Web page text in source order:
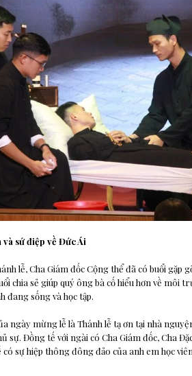
sứ điệp về Đức Ái
lễ, Cha Giám đốc Cộng thể đã có buổi gặp
chia sẻ giúp quý ông bà cố hiểu hơn về môi
đang sống và học tập.
ngày mừng lễ là Thánh lễ tạ ơn tại nhà
sự. Đồng tế với ngài có Cha Giám đốc, Cha
sự hiệp thông đông đảo của anh em học